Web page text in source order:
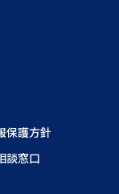
保護方針
談窓口